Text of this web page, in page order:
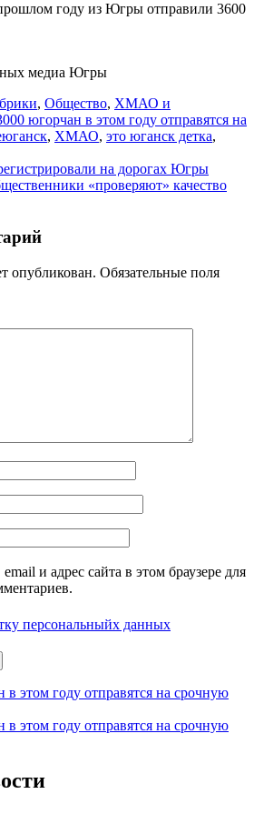
году из Югры отправили 3600
медиа Югры
, Общество, ХМАО и
югорчан в этом году отправятся на
, ХМАО, это юганск детка,
на дорогах Югры
«проверяют» качество
опубликован. Обязательные поля
и адрес сайта в этом браузере для
персональныйх данных